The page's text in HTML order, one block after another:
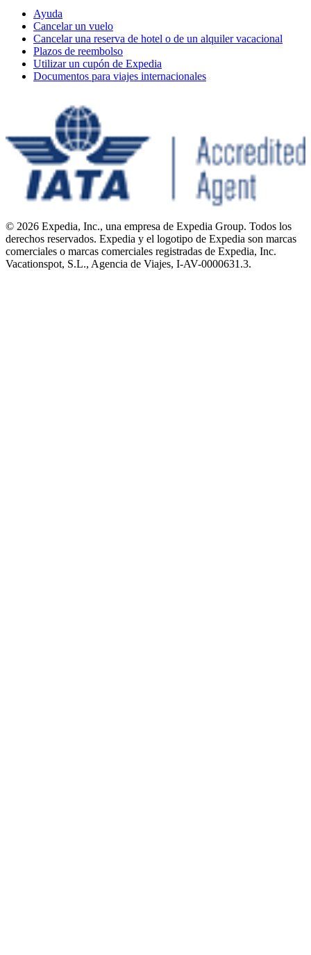
Ayuda
Cancelar un vuelo
Cancelar una reserva de hotel o de un alquiler vacacional
Plazos de reembolso
Utilizar un cupón de Expedia
Documentos para viajes internacionales
© 2026 Expedia, Inc., una empresa de Expedia Group. Todos los
derechos reservados. Expedia y el logotipo de Expedia son marcas
comerciales o marcas comerciales registradas de Expedia, Inc.
Vacationspot, S.L., Agencia de Viajes, I-AV-0000631.3.